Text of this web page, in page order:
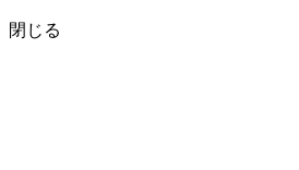
閉じる